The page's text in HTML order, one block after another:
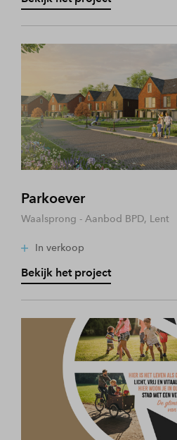
Parkoever
Waalsprong - Aanbod BPD, Lent
In verkoop
Bekijk het project